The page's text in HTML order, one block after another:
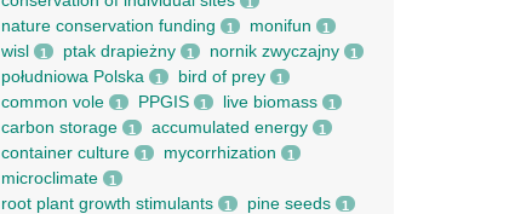
nature conservation funding 1 monifun 1
wisl 1 ptak drapieżny 1 nornik zwyczajny 1
południowa Polska 1 bird of prey 1
common vole 1 PPGIS 1 live biomass 1
carbon storage 1 accumulated energy 1
container culture 1 mycorrhization 1
microclimate 1
root рlant growth stimulants 1 pine seeds 1